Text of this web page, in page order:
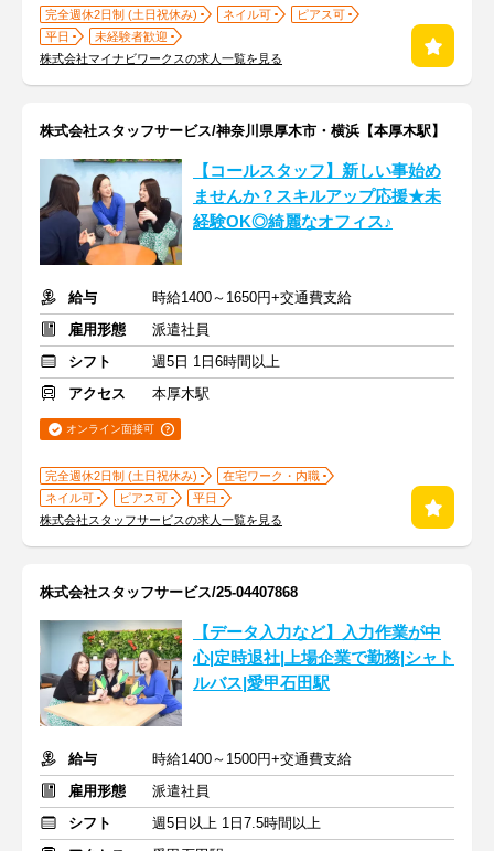
完全週休2日制 (土日祝休み) ネイル可
ピアス可
平日
未経験者歓迎
株式会社マイナビワークスの求人一覧を見る
株式会社スタッフサービス/神奈川県厚木市・横浜【本厚木駅】
【コールスタッフ】新しい事始め
ませんか？スキルアップ応援★未
経験OK◎綺麗なオフィス♪
給与
時給1400～1650円+交通費支給
雇用形態
派遣社員
シフト
週5日 1日6時間以上
アクセス
本厚木駅
オンライン面接可
完全週休2日制 (土日祝休み)
在宅ワーク・内職
ネイル可
ピアス可
平日
株式会社スタッフサービスの求人一覧を見る
株式会社スタッフサービス/25-04407868
【データ入力など】入力作業が中
心|定時退社|上場企業で勤務|シャト
ルバス|愛甲石田駅
給与
時給1400～1500円+交通費支給
雇用形態
派遣社員
シフト
週5日以上 1日7.5時間以上